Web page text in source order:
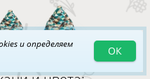
и определяем
ОК